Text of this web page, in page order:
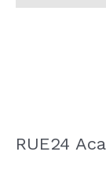
RUE24